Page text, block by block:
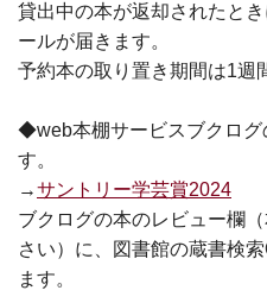
貸出中の本が返却されたと
ールが届きます。
予約本の取り置き期間は1週
◆web本棚サービスブクログ
す。
→サントリー学芸賞2024
ブクログの本のレビュー欄
さい）に、図書館の蔵書検
ます。